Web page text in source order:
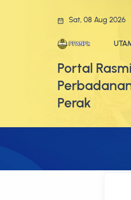
Sat, 08 Aug 2026
Portal Rasmi
Perak